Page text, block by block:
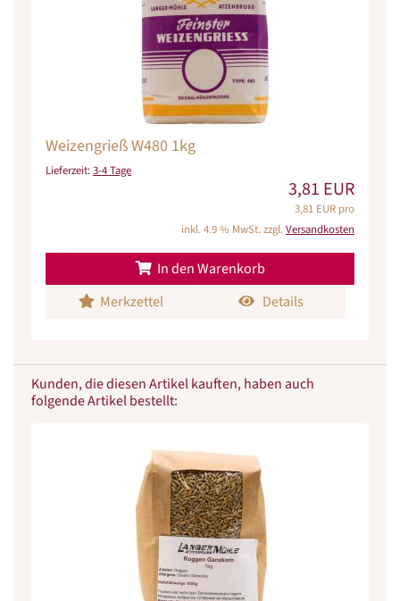
Weizengrieß W480 1kg
Lieferzeit:3-4 Tage
3,81 EUR
3,81 EUR pro
inkl. 4.9 % MwSt. zzgl.Versandkosten
In den Warenkorb
Merkzettel
Details
Kunden, die diesen Artikel kauften, haben auch
folgende Artikel bestellt: